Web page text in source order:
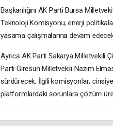
Başkanlığını AK Parti Bursa
Teknoloji Komisyonu, enerji
yasama çalışmalarına devam
Ayrıca AK Parti Sakarya Milletvekili
Parti Giresun Milletvekili Nazım
sürdürecek. İlgili komisyonlar;
platformlardaki sorunlara çözüm